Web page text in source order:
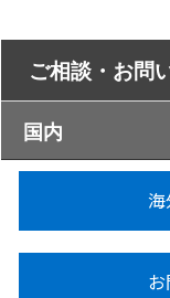
ご相談・お問
国内